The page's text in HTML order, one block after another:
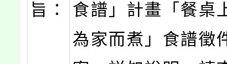
旨：
食譜」計畫「餐桌
為家而煮」食譜徵